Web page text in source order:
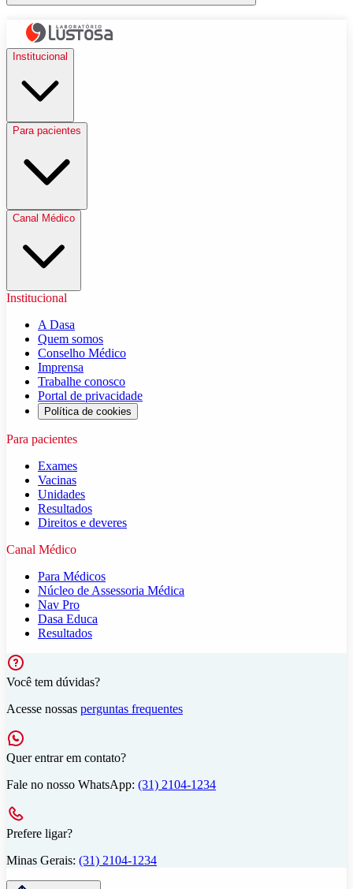
Institucional
Para pacientes
Canal Médico
Institucional
A Dasa
Quem somos
Conselho Médico
Imprensa
Trabalhe conosco
Portal de privacidade
Política de cookies
Para pacientes
Exames
Vacinas
Unidades
Resultados
Direitos e deveres
Canal Médico
Para Médicos
Núcleo de Assessoria Médica
Nav Pro
Dasa Educa
Resultados
Você tem dúvidas?
Acesse nossas perguntas frequentes
Quer entrar em contato?
Fale no nosso WhatsApp: (31) 2104-1234
Prefere ligar?
Minas Gerais: (31) 2104-1234